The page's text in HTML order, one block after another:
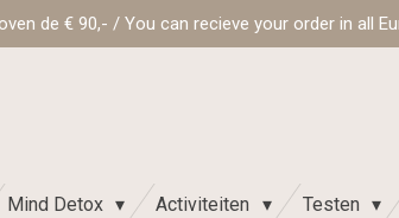
de € 90,- / You can recieve your order in all
Mind Detox Activiteiten Testen